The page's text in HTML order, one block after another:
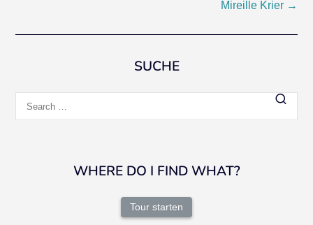
Mireille Krier →
SUCHE
for:
WHERE DO I FIND WHAT?
Tour starten